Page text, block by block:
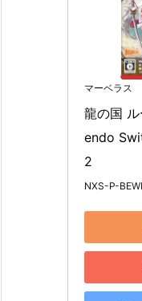
マーベラス
龍の国
endo
2
NXS-P-